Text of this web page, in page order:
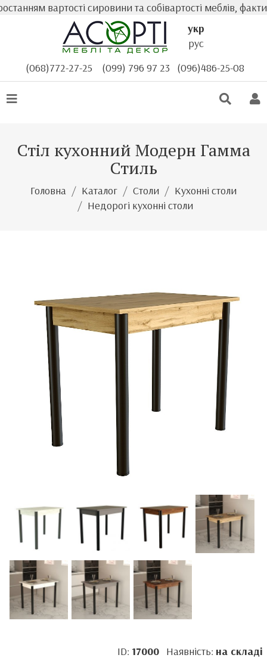
вартості сировини та собівартості меблів,
укр
рус
(068)772-27-25
(099) 796 97 23 (096)486-25-08
Стіл кухонний Модерн Гамма
Стиль
Головна Каталог Столи
Кухонні столи
Недорогі кухонні столи
ID: 17000Наявність: на складі